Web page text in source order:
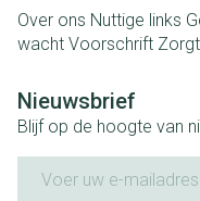
Over ons Nuttige links
wacht Voorschrift
Nieuwsbrief
Blijf op de hoogte van